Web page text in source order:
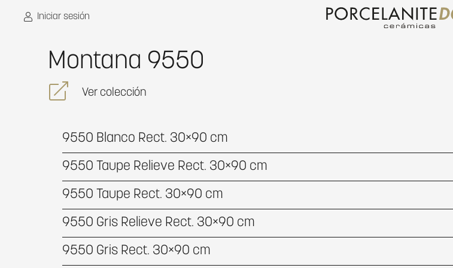
Iniciar sesión
Montana 9550
Ver colección
9550 Blanco Rect. 30×90 cm
9550 Taupe Relieve Rect. 30×90 cm
9550 Taupe Rect. 30×90 cm
9550 Gris Relieve Rect. 30×90 cm
9550 Gris Rect. 30×90 cm